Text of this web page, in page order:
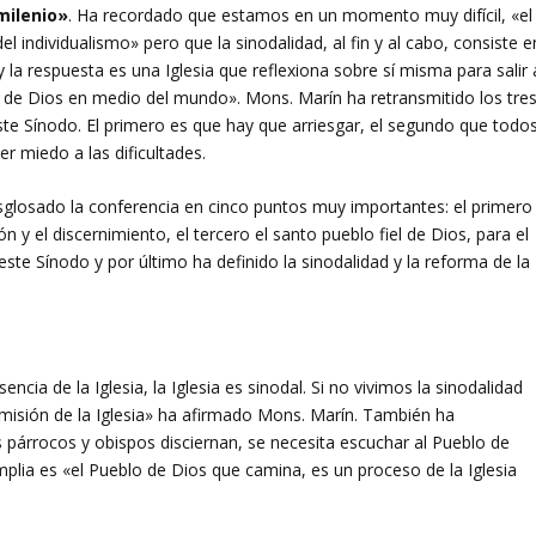
. Ha recordado que estamos en un momento muy difícil, «el
individualismo» pero que la sinodalidad, al fin y al cabo, consiste
respuesta es una Iglesia que reflexiona sobre sí misma para salir
Dios en medio del mundo». Mons. Marín ha retransmitido los tres
Sínodo. El primero es que hay que arriesgar, el segundo que todos
miedo a las dificultades.
la conferencia en cinco puntos muy importantes: el primero
y el discernimiento, el tercero el santo pueblo fiel de Dios, para el
Sínodo y por último ha definido la sinodalidad y la reforma de la
de la Iglesia, la Iglesia es sinodal. Si no vivimos la sinodalidad
de la Iglesia» ha afirmado Mons. Marín. También ha
y obispos disciernan, se necesita escuchar al Pueblo de
es «el Pueblo de Dios que camina, es un proceso de la Iglesia